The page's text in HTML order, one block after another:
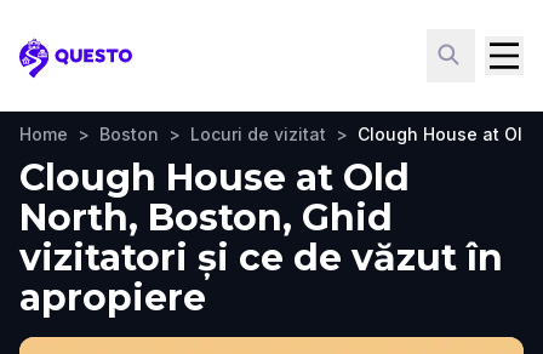
Questo
Home > Boston > Locuri de vizitat > Clough House at Old
Clough House at Old
North, Boston, Ghid
vizitatori și ce de văzut în
apropiere